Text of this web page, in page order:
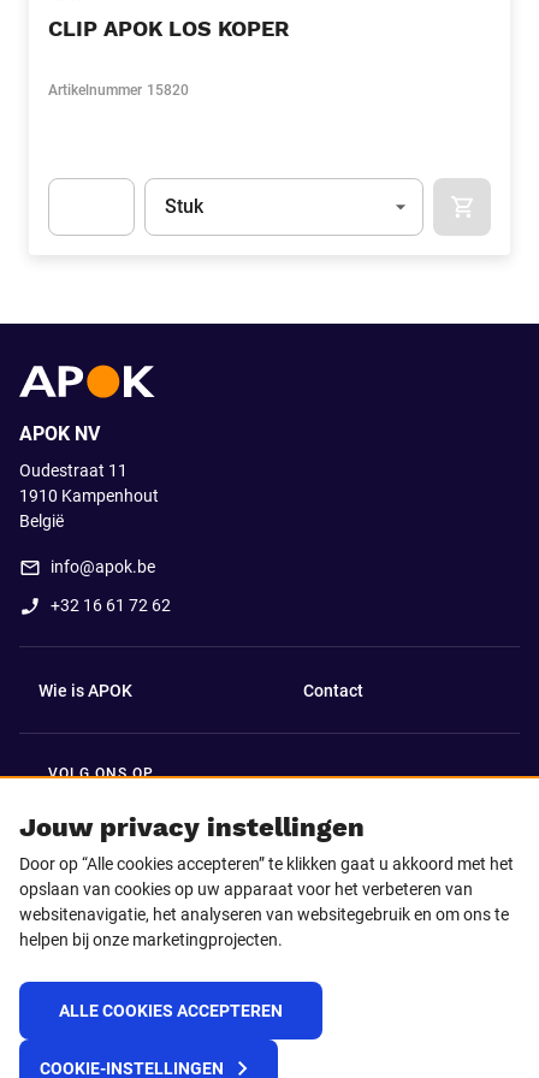
CLIP APOK LOS KOPER
Artikelnummer 15820
Eenheid
Stuk
Jouw privacy instellingen
Door op “Alle cookies accepteren” te klikken gaat u akkoord met het
opslaan van cookies op uw apparaat voor het verbeteren van
websitenavigatie, het analyseren van websitegebruik en om ons te
helpen bij onze marketingprojecten.
ALLE COOKIES ACCEPTEREN
COOKIE-INSTELLINGEN
APOK NV
Oudestraat 11
1910 Kampenhout
België
info@apok.be
+32 16 61 72 62
Wie is APOK Contact
VOLG ONS OP
Facebook
Instagram TikTok